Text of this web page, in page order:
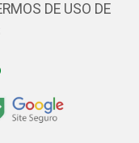
DE USO DE